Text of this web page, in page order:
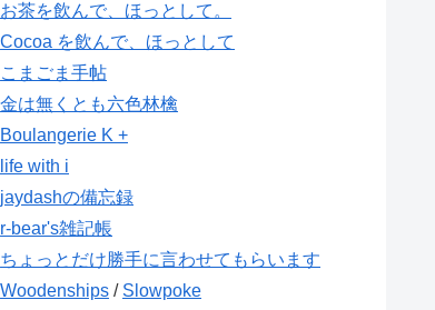
お茶を飲んで、ほっとして。
Cocoa を飲んで、ほっとして
こまごま手帖
金は無くとも六色林檎
Boulangerie K +
life with i
jaydashの備忘録
r-bear's雑記帳
ちょっとだけ勝手に言わせてもらいます
Woodenships / Slowpoke